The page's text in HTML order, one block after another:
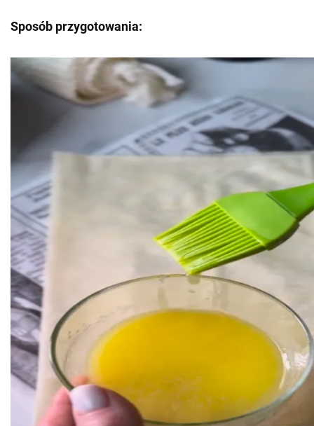
Sposób przygotowania: